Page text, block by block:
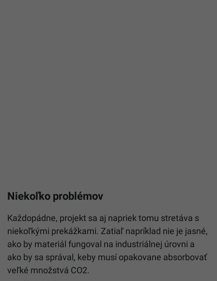
Niekoľko problémov
Každopádne, projekt sa aj napriek tomu stretáva s
niekoľkými prekážkami. Zatiaľ napríklad nie je jasné,
ako by materiál fungoval na industriálnej úrovni a
ako by sa správal, keby musí opakovane absorbovať
veľké množstvá CO2.